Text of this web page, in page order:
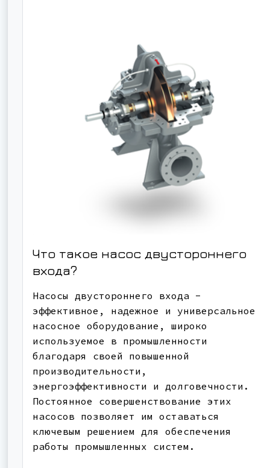
Что такое насос двустороннего
входа?
Насосы двустороннего входа -
эффективное, надежное и универсальное
насосное оборудование, широко
используемое в промышленности
благодаря своей повышенной
производительности,
энергоэффективности и долговечности.
Постоянное совершенствование этих
насосов позволяет им оставаться
ключевым решением для обеспечения
работы промышленных систем.